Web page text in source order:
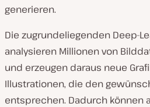
generieren.
Die zugrundeliegenden Deep-
analysieren Millionen von
und erzeugen daraus neue
Illustrationen, die den
entsprechen. Dadurch können